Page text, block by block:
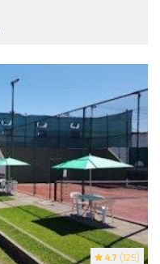
4.7 (125)